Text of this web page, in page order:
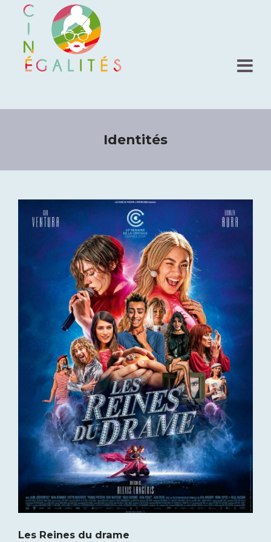
Identités
Les Reines du drame